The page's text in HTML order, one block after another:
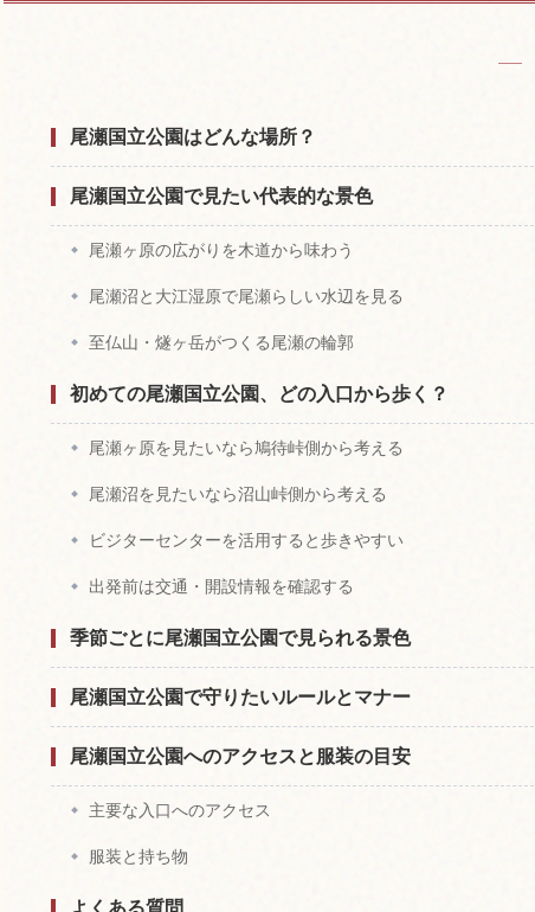
尾瀬国立公園はどんな場所？
尾瀬国立公園で見たい代表的な景色
尾瀬ヶ原の広がりを木道から味わう
尾瀬沼と大江湿原で尾瀬らしい水辺を見る
至仏山・燧ヶ岳がつくる尾瀬の輪郭
初めての尾瀬国立公園、どの入口から歩く？
尾瀬ヶ原を見たいなら鳩待峠側から考える
尾瀬沼を見たいなら沼山峠側から考える
ビジターセンターを活用すると歩きやすい
出発前は交通・開設情報を確認する
季節ごとに尾瀬国立公園で見られる景色
尾瀬国立公園で守りたいルールとマナー
尾瀬国立公園へのアクセスと服装の目安
主要な入口へのアクセス
服装と持ち物